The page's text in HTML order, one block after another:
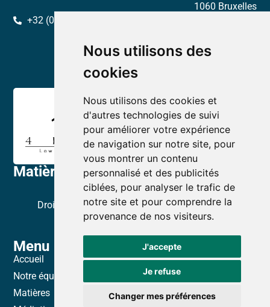
Nous utilisons des
cookies
Nous utilisons des cookies et
d'autres technologies de suivi
pour améliorer votre expérience
de navigation sur notre site, pour
vous montrer un contenu
personnalisé et des publicités
ciblées, pour analyser le trafic de
notre site et pour comprendre la
provenance de nos visiteurs.
J'accepte
Je refuse
Changer mes préférences
Matières
Droit immobilier
Droit de la famille & administration de biens et de la
Menu
Accueil
Notre équipe
Matières
1060 Bruxelles
+32 (0) 2 319 01 80